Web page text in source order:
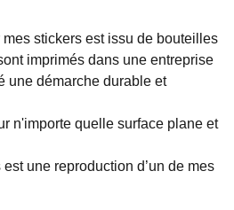
stickers est issu de bouteilles
imprimés dans une entreprise
une démarche durable et
n'importe quelle surface plane et
une reproduction d’un de mes